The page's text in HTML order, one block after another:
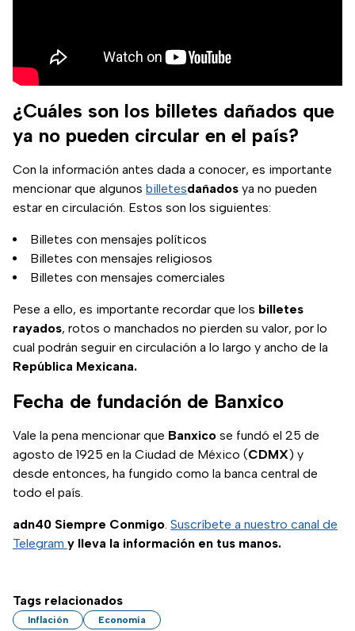
¿Cuáles son los billetes dañados que
ya no pueden circular en el país?
Con la información antes dada a conocer, es importante
mencionar que algunos billetesdañados ya no pueden
estar en circulación. Estos son los siguientes:
Billetes con mensajes políticos
Billetes con mensajes religiosos
Billetes con mensajes comerciales
Pese a ello, es importante recordar que los billetes
rayados, rotos o manchados no pierden su valor, por lo
cual podrán seguir en circulación a lo largo y ancho de la
República Mexicana.
Fecha de fundación de Banxico
Vale la pena mencionar que Banxico se fundó el 25 de
agosto de 1925 en la Ciudad de México (CDMX) y
desde entonces, ha fungido como la banca central de
todo el país.
adn40 Siempre Conmigo. Suscríbete a nuestro canal de
Telegram y lleva la información en tus manos.
Tags relacionados
Inflación Economía